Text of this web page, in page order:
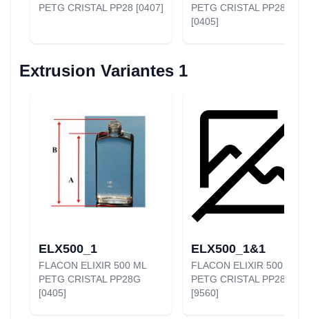
PETG CRISTAL PP28 [0407]
PETG CRISTAL PP28G
[0405]
Extrusion Variantes 1
ELX500_1
FLACON ELIXIR 500 ML
PETG CRISTAL PP28G
[0405]
ELX500_1&1
FLACON ELIXIR 500 ML
PETG CRISTAL PP28G
[9560]